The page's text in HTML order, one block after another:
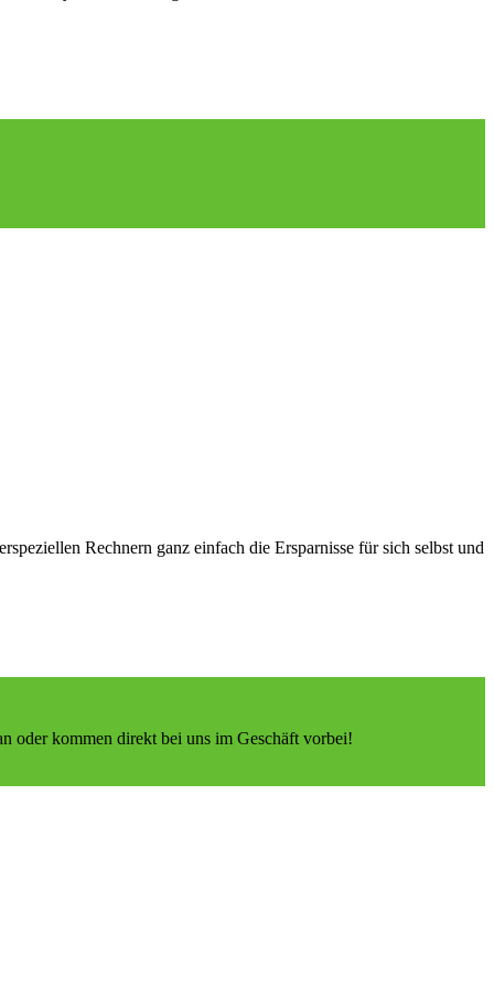
Rechnern ganz einfach die Ersparnisse für sich selbst und
oder kommen direkt bei uns im Geschäft vorbei!